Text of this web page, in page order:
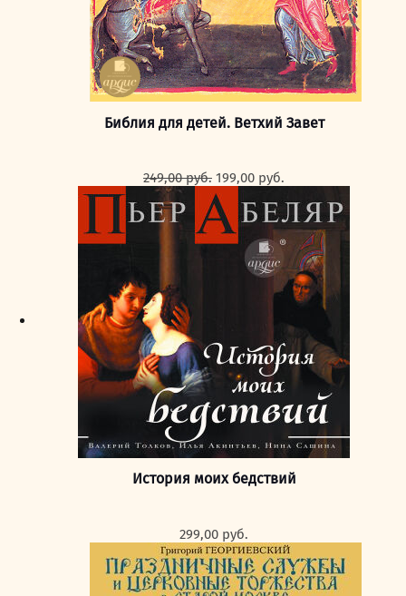
Библия для детей. Ветхий Завет
249,00руб. Первоначальная
цена
составляла
249,00 руб..
199,00 руб.
199,00 руб..
История моих бедствий
299,00 руб.